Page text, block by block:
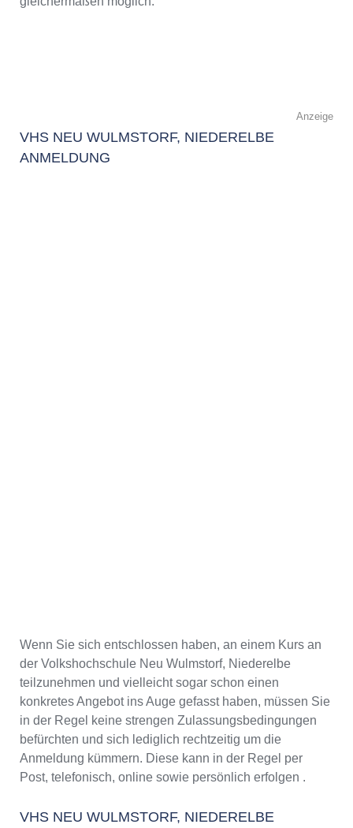
Anzeige
VHS NEU WULMSTORF, NIEDERELBE
ANMELDUNG
Wenn Sie sich entschlossen haben, an einem Kurs an
der Volkshochschule Neu Wulmstorf, Niederelbe
teilzunehmen und vielleicht sogar schon einen
konkretes Angebot ins Auge gefasst haben, müssen Sie
in der Regel keine strengen Zulassungsbedingungen
befürchten und sich lediglich rechtzeitig um die
Anmeldung kümmern. Diese kann in der Regel per
Post, telefonisch, online sowie persönlich erfolgen .
VHS NEU WULMSTORF, NIEDERELBE